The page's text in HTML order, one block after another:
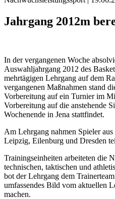
Jahrgang 2012m
In der vergangenen Woche
Auswahljahrgang 2012 des
mehrtägigen Lehrgang auf dem
vergangenen Maßnahmen stand
Vorbereitung auf ein Turnier im
Vorbereitung auf die anstehende
Wochenende in Jena stattfindet.
Am Lehrgang nahmen Spieler
Leipzig, Eilenburg und Dresden
Trainingseinheiten arbeiteten die
technischen, taktischen und
bot der Lehrgang dem
umfassendes Bild vom aktuellen
machen.